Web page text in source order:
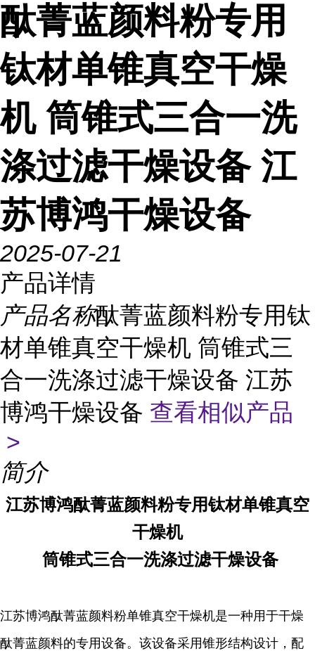
酞菁蓝颜料粉专用
钛材单锥真空干燥
机 筒锥式三合一洗
涤过滤干燥设备 江
苏博鸿干燥设备
2025-07-21
产品详情
产品名称酞菁蓝颜料粉专用钛
材单锥真空干燥机 筒锥式三
合一洗涤过滤干燥设备 江苏
博鸿干燥设备 查看相似产品
>
简介
江苏博鸿酞菁蓝颜料粉专用钛材单锥真空
干燥机
筒锥式三合一洗涤过滤干燥设备
江苏博鸿酞菁蓝颜料粉单锥真空干燥机是一种用于干燥
酞菁蓝颜料的专用设备。该设备采用锥形结构设计，配